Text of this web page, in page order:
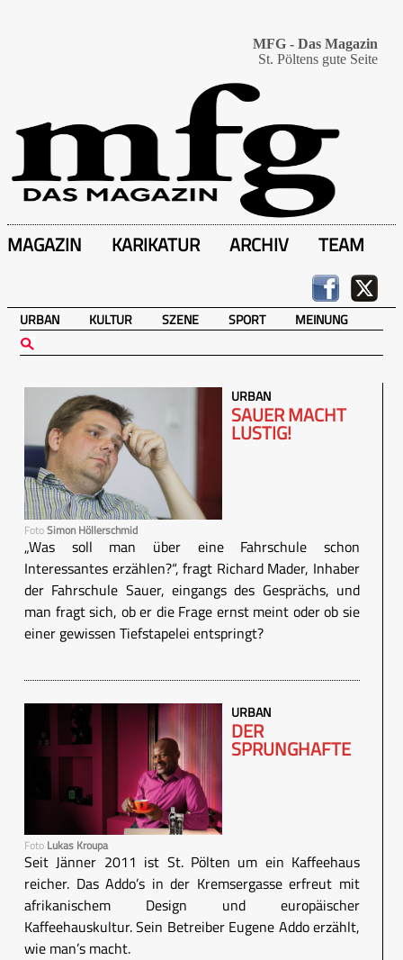
MFG - Das Magazin
St. Pöltens gute Seite
MAGAZIN KARIKATUR ARCHIV TEAM
URBAN KULTUR SZENE SPORT MEINUNG
FotoSimon Höllerschmid
URBAN
SAUER MACHT
LUSTIG!
„Was soll man über eine Fahrschule schon
Interessantes erzählen?“, fragt Richard Mader, Inhaber
der Fahrschule Sauer, eingangs des Gesprächs, und
man fragt sich, ob er die Frage ernst meint oder ob sie
einer gewissen Tiefstapelei entspringt?
Foto Lukas Kroupa
URBAN
DER
SPRUNGHAFTE
Seit Jänner 2011 ist St. Pölten um ein Kaffeehaus
reicher. Das Addo’s in der Kremsergasse erfreut mit
afrikanischem Design und europäischer
Kaffeehauskultur. Sein Betreiber Eugene Addo erzählt,
wie man’s macht.